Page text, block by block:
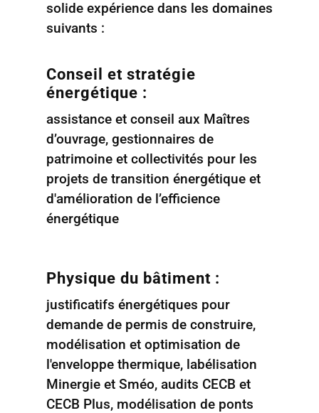
solide expérience dans les domaines
suivants :
Conseil et stratégie
énergétique :
assistance et conseil aux Maîtres
d’ouvrage, gestionnaires de
patrimoine et collectivités pour les
projets de transition énergétique et
d'amélioration de l’efficience
énergétique
Physique du bâtiment :
justificatifs énergétiques pour
demande de permis de construire,
modélisation et optimisation de
l'enveloppe thermique, labélisation
Minergie et Sméo, audits CECB et
CECB Plus, modélisation de ponts